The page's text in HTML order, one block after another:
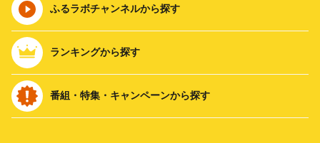
ふるラボチャンネルから探す
ランキングから探す
番組・特集・キャンペーンから探す